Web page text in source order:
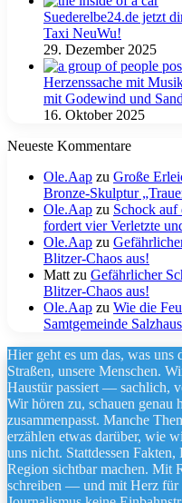
Suederelbe24.de jetzt
Taxi NeuWu!
29. Dezember 2025
Herzenssache mit
mit Godewind und
16. Oktober 2025
Neueste Kommentare
Ole.Aap zu Große
Bronze-Skulptur
Ole.Aap zu Schock auf
fordert vier Verletzte
Ole.Aap zu
Blitzer-Chaos aus!
Matt zu Gefährlicher
Blitzer-Chaos aus!
Ole.Aap zu Wie die
Samtgemeinde
Hier geht es um das, was
Straßen, unsere Menschen.
Haustür passiert — sachlich,
Wir hören zu, schauen genau
zusammenpasst. Manche
erzählen etwas darüber, wie
uns nicht. Stattdessen
Region sichtbar machen. Mit
schreiben — und mit Herz für